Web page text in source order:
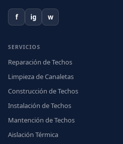
f ig w
SERVICIOS
Reparación de Techos
Limpieza de Canaletas
Construcción de Techos
Instalación de Techos
Mantención de Techos
Aislación Térmica